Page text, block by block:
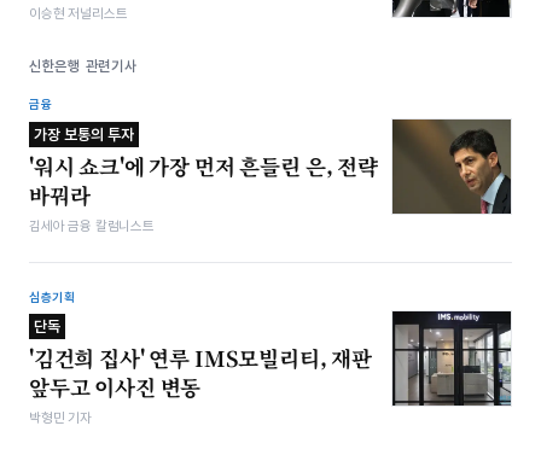
이승현 저널리스트
신한은행 관련기사
금융
가장 보통의 투자
'워시 쇼크'에 가장 먼저 흔들린 은, 전략
바꿔라
김세아 금융 칼럼니스트
심층기획
단독
'김건희 집사' 연루 IMS모빌리티, 재판
앞두고 이사진 변동
박형민 기자